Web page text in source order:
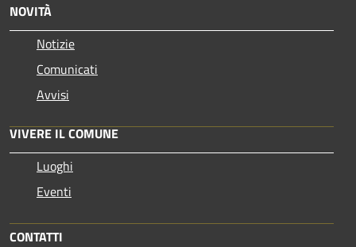
NOVITÀ
Notizie
Comunicati
Avvisi
VIVERE IL COMUNE
Luoghi
Eventi
CONTATTI